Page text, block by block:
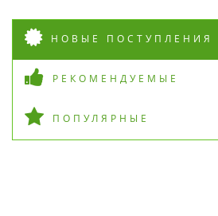
НОВЫЕ ПОСТУПЛЕНИЯ
РЕКОМЕНДУЕМЫЕ
ПОПУЛЯРНЫЕ